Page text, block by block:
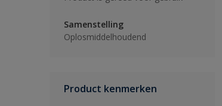
Samenstelling
Oplosmiddelhoudend
Product kenmerken